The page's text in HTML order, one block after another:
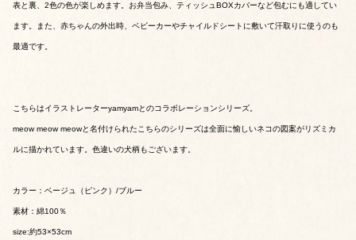
表と裏、2色の色が楽しめます。お弁当包み、ティッシュBOXカバーなど包むにも適してい
ます。また、赤ちゃんの外出時、ベビーカーやチャイルドシートに敷いて汗取りに使うのも
最適です。
こちらはイラストレーターyamyamとのコラボレーションシリーズ。
meow meow meowと名付けられたこちらのシリーズは全面に愉しいネコの図案がリズミカ
ルに描かれています。色違いの犬柄もございます。
カラー：ベージュ（ピンク）/ブルー
素材：綿100％
size:約53×53cm